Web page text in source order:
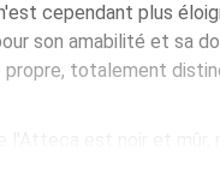
cependant plus
son amabilité et sa
totalement
caractère est un peu